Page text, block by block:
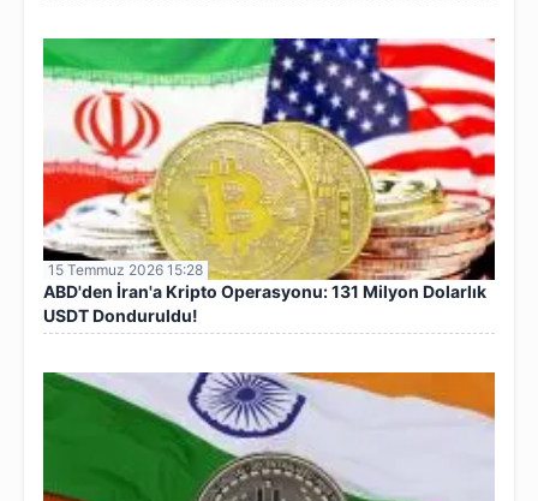
15 Temmuz 2026 15:28
ABD'den İran'a Kripto Operasyonu: 131 Milyon Dolarlık
USDT Donduruldu!